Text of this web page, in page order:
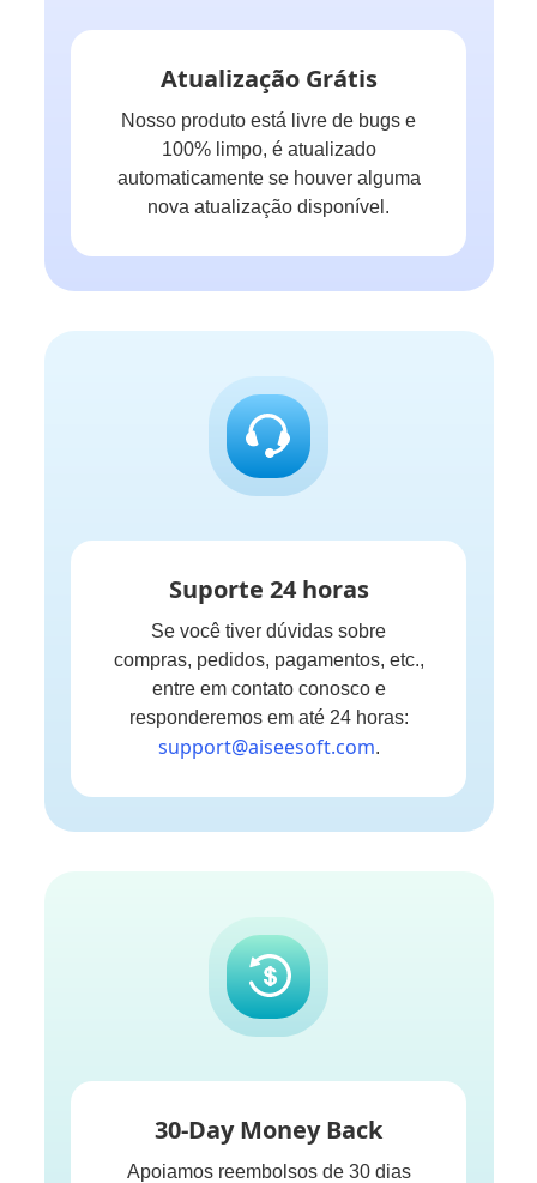
Atualização Grátis
Nosso produto está livre de bugs e
100% limpo, é atualizado
automaticamente se houver alguma
nova atualização disponível.
Suporte 24 horas
Se você tiver dúvidas sobre
compras, pedidos, pagamentos, etc.,
entre em contato conosco e
responderemos em até 24 horas:
support@aiseesoft.com.
30-Day Money Back
Apoiamos reembolsos de 30 dias